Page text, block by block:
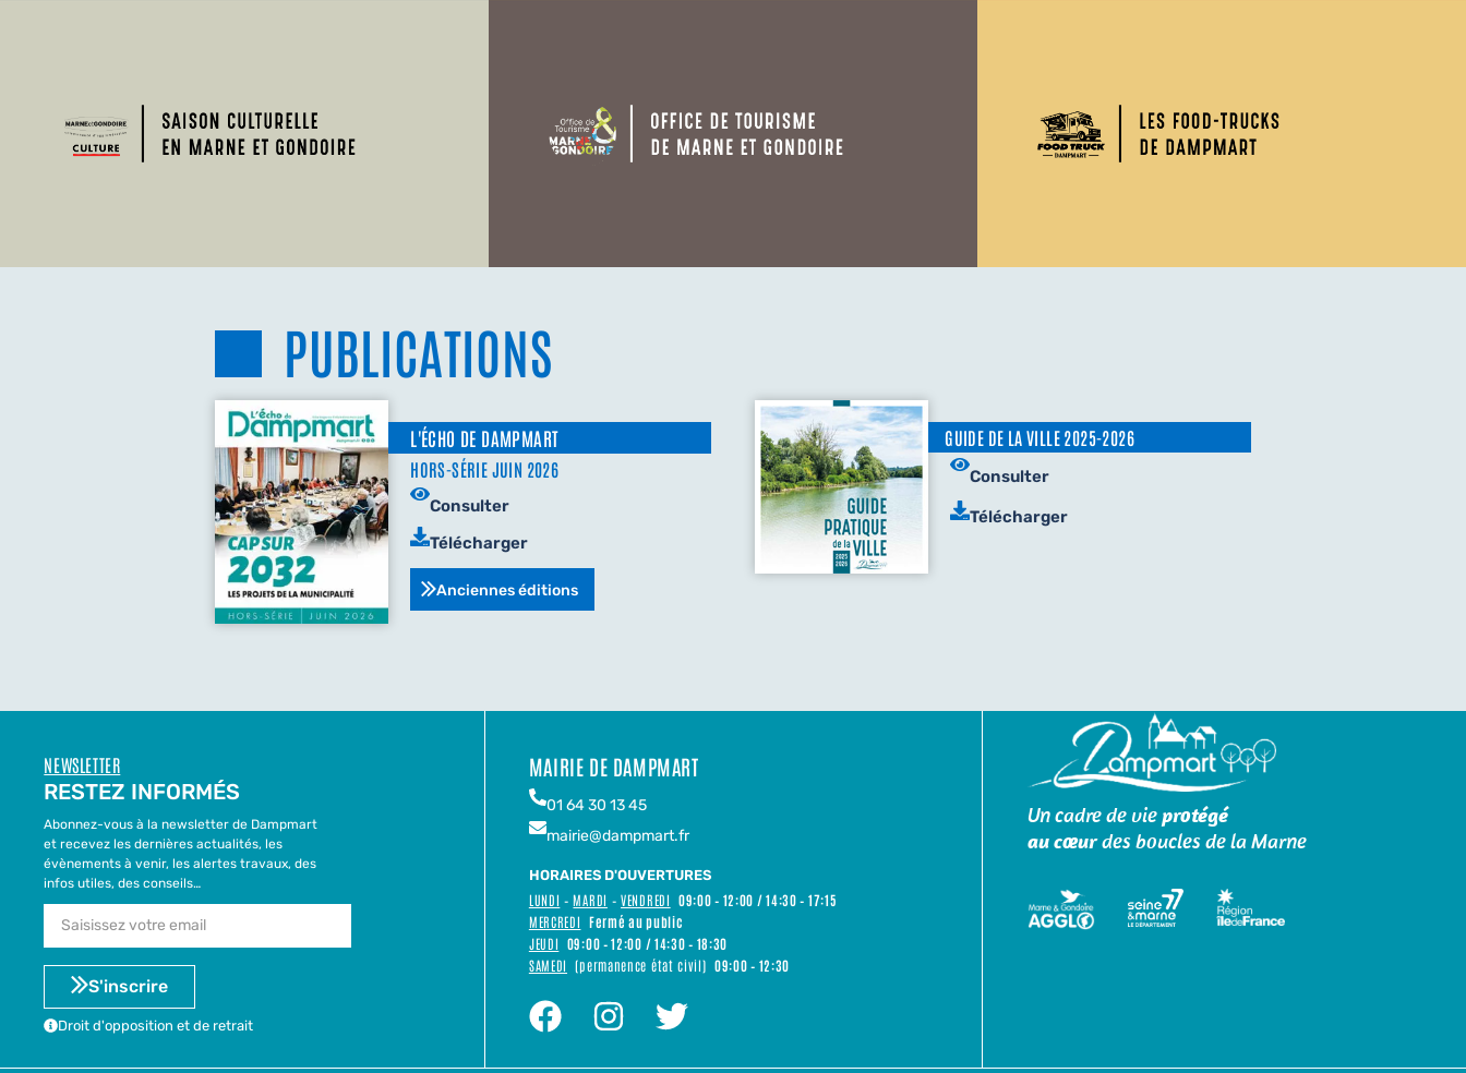
PUBLICATIONS
L'ÉCHO DE DAMPMART
HORS-SÉRIE JUIN 2026
Consulter
Télécharger
Anciennes éditions
GUIDE DE LA VILLE 2025-2026
Consulter
Télécharger
NEWSLETTER
RESTEZ INFORMÉS
Abonnez-vous à la newsletter de Dampmart
et recevez les dernières actualités, les
évènements à venir, les alertes travaux, des
infos utiles, des conseils…
S'inscrire
Droit d'opposition et de retrait
MAIRIE DE DAMPMART
01 64 30 13 45
mairie@dampmart.fr
HORAIRES D'OUVERTURES
LUNDI –MARDI –VENDREDI 09:00 – 12:00 / 14:30 – 17:15
MERCREDI Fermé au public
JEUDI 09:00 – 12:00 / 14:30 – 18:30
SAMEDI (permanence état civil) 09:00 – 12:30
Un cadre de vieprotégé
au cœurdes boucles de la Marne